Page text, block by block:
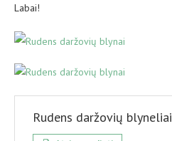
Labai!
Rudens daržovių blyneliai